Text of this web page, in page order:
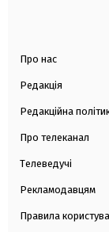
Про нас
Редакція
Редакційна
Про телеканал
Телеведучі
Рекламодавцям
Правила